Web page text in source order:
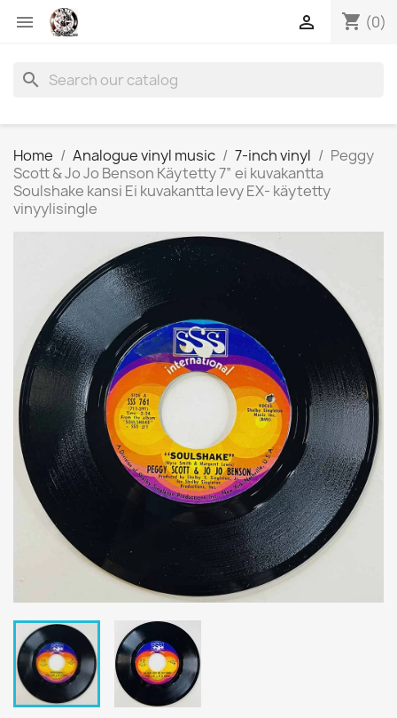
 shopping_cart (0)

search
Home Analogue vinyl music 7-inch vinyl
Peggy
Scott & Jo Jo Benson Käytetty 7” ei kuvakantta
Soulshake kansi Ei kuvakantta levy EX- käytetty
vinyylisingle